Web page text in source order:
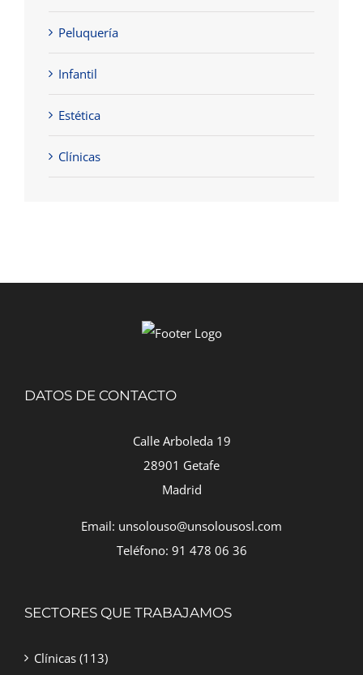
Peluquería
Infantil
Estética
Clínicas
DATOS DE CONTACTO
Calle Arboleda 19
28901 Getafe
Madrid
Email: unsolouso@unsolousosl.com
Teléfono: 91 478 06 36
SECTORES QUE TRABAJAMOS
Clínicas (113)